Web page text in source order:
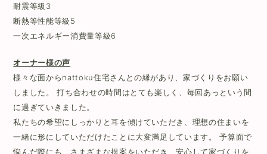
耐震等級3
断熱等性能等級5
一次エネルギー消費量等級6
オーナー様の声
様々な面からnattoku住宅さんとの縁があり、家づくりをお願い
しました。 打ち合わせの時間はとても楽しく、毎回あっという間
に過ぎていきました。
私たちの希望にしっかりと耳を傾けていただき、理想の住まいを
一緒に形にしていただけたことに大変満足しています。 予算面で
悩んだ際にも、さまざまな提案をいただき、安心して家づくりを